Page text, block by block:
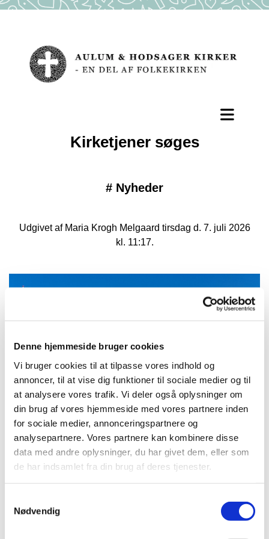
Denne hjemmeside bruger cookies
Vi bruger cookies til at tilpasse vores indhold og
annoncer, til at vise dig funktioner til sociale medier og til
at analysere vores trafik. Vi deler også oplysninger om
din brug af vores hjemmeside med vores partnere inden
for sociale medier, annonceringspartnere og
analysepartnere. Vores partnere kan kombinere disse
data med andre oplysninger, du har givet dem, eller som
de har indsamlet fra din brug af deres tjenester.
Nødvendig
Kirketjener søges
# Nyheder
Udgivet af Maria Krogh Melgaard tirsdag d. 7. juli 2026
kl. 11:17.
Kirketjener søges
Aulum Kirke søger kirketjener, du kan se
hele opslaget her:
Stillingsopslag